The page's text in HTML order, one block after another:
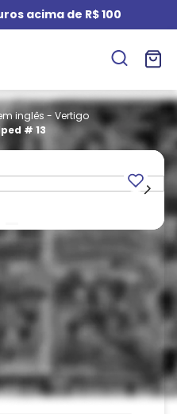
acima de R$ 100
inglês - Vertigo
# 13